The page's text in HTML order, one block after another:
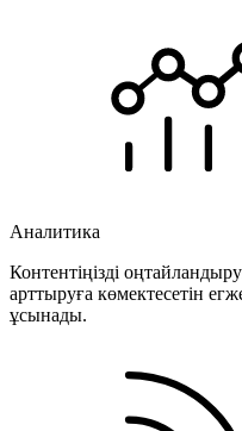
Аналитика
Контентіңізді
арттыруға көмектесетін
ұсынады.